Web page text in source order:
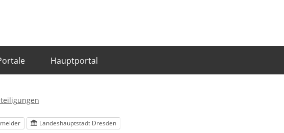
Hauptportal
Landeshauptstadt Dresden